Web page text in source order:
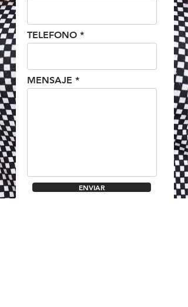
TELEFONO
MENSAJE
ENVIAR